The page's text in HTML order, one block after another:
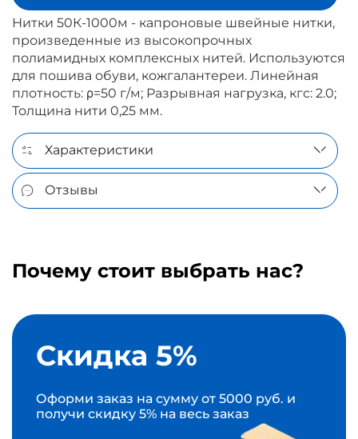
Нитки 50К-1000м - капроновые швейные нитки,
произведенные из высокопрочных
полиамидных комплексных нитей. Используются
для пошива обуви, кожгалантереи. Линейная
плотность: ρ=50 г/м; Разрывная нагрузка, кгс: 2.0;
Толщина нити 0,25 мм.
Характеристики
Отзывы
Почему стоит выбрать нас?
Скидка 5%
Оформи заказ на сумму от 5000 руб. и
получи скидку 5% на весь заказ